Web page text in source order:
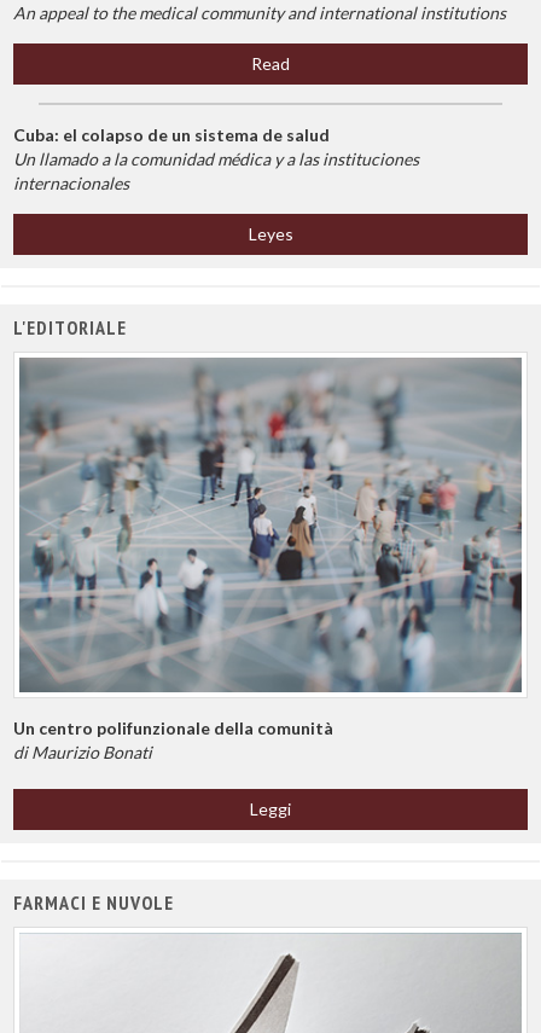
An appeal to the medical community and international institutions
Read
Cuba: el colapso de un sistema de salud
Un llamado a la comunidad médica y a las instituciones
internacionales
Leyes
L'EDITORIALE
Un centro polifunzionale della comunità
di Maurizio Bonati
Leggi
FARMACI E NUVOLE